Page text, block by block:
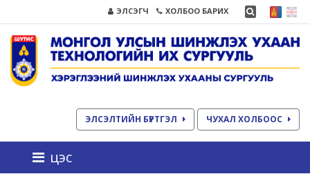
ЭЛСЭГЧ ХОЛБОО БАРИХ
ЭЛСЭЛТИЙН БҮРТГЭЛ ЧУХАЛ ХОЛБООС
цэс